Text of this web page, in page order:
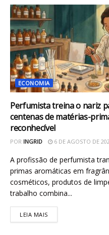
ECONOMIA
Perfumista treina o nariz
centenas de matérias-
reconhecível
POR INGRID 6 DE AGOSTO DE
A profissão de perfumista
primas aromáticas em
cosméticos, produtos de
trabalho combina...
LEIA MAIS